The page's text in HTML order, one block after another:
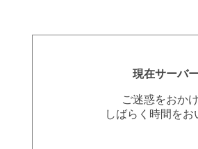
現在サーバ
ご迷惑をおか
しばらく時間を